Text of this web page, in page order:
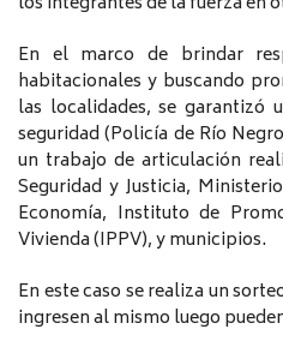
En el marco de brindar
habitacionales y buscando
las localidades, se garantizó
seguridad (Policía de Río
un trabajo de articulación
Seguridad y Justicia,
Economía, Instituto de
Vivienda (IPPV), y municipios.
En este caso se realiza un
ingresen al mismo luego